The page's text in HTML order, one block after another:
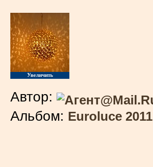
Увеличить
Автор:
Альбом: Euroluce 2011